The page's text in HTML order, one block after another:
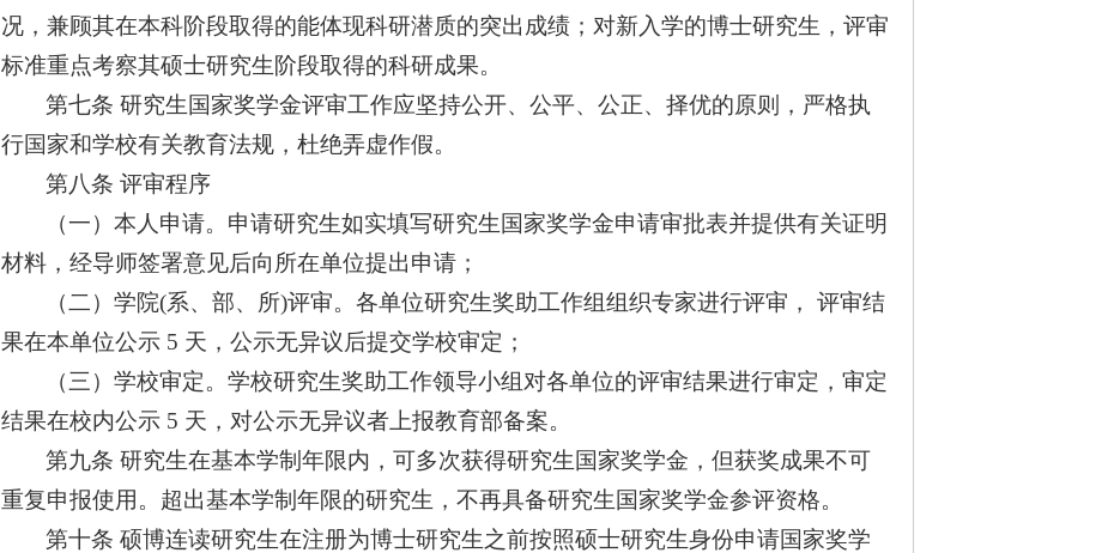
况，兼顾其在本科阶段取得的能体现科研潜质的突出成绩；对新入学的博士研究生，评审
标准重点考察其硕士研究生阶段取得的科研成果。
第七条 研究生国家奖学金评审工作应坚持公开、公平、公正、择优的原则，严格执
行国家和学校有关教育法规，杜绝弄虚作假。
第八条 评审程序
（一）本人申请。申请研究生如实填写研究生国家奖学金申请审批表并提供有关证明
材料，经导师签署意见后向所在单位提出申请；
（二）学院(系、部、所)评审。各单位研究生奖助工作组组织专家进行评审， 评审结
果在本单位公示 5 天，公示无异议后提交学校审定；
（三）学校审定。学校研究生奖助工作领导小组对各单位的评审结果进行审定，审定
结果在校内公示 5 天，对公示无异议者上报教育部备案。
第九条 研究生在基本学制年限内，可多次获得研究生国家奖学金，但获奖成果不可
重复申报使用。超出基本学制年限的研究生，不再具备研究生国家奖学金参评资格。
第十条 硕博连读研究生在注册为博士研究生之前按照硕士研究生身份申请国家奖学